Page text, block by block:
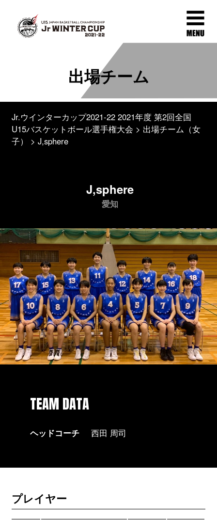
出場チーム
Jr.ウインターカップ2021-22 2021年度 第2回全国
U15バスケットボール選手権大会
出場チーム（女
子）
J,sphere
J,sphere
愛知
TEAM DATA
ヘッドコーチ 西田 周司
プレイヤー